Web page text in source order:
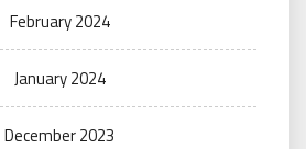
February 2024
January 2024
December 2023